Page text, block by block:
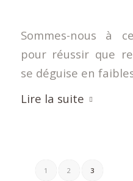
Sommes-nous à
pour réussir que
se déguise en
Lire la suite
1 2 3